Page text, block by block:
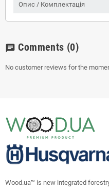
Опис / Комплектація
chat Comments (0)
No customer reviews for the
Wood.ua™ is new integrated